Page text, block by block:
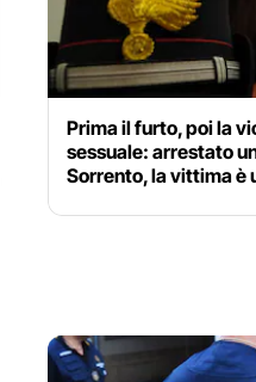
Prima il furto, poi la
sessuale: arrestato
Sorrento, la vittima è